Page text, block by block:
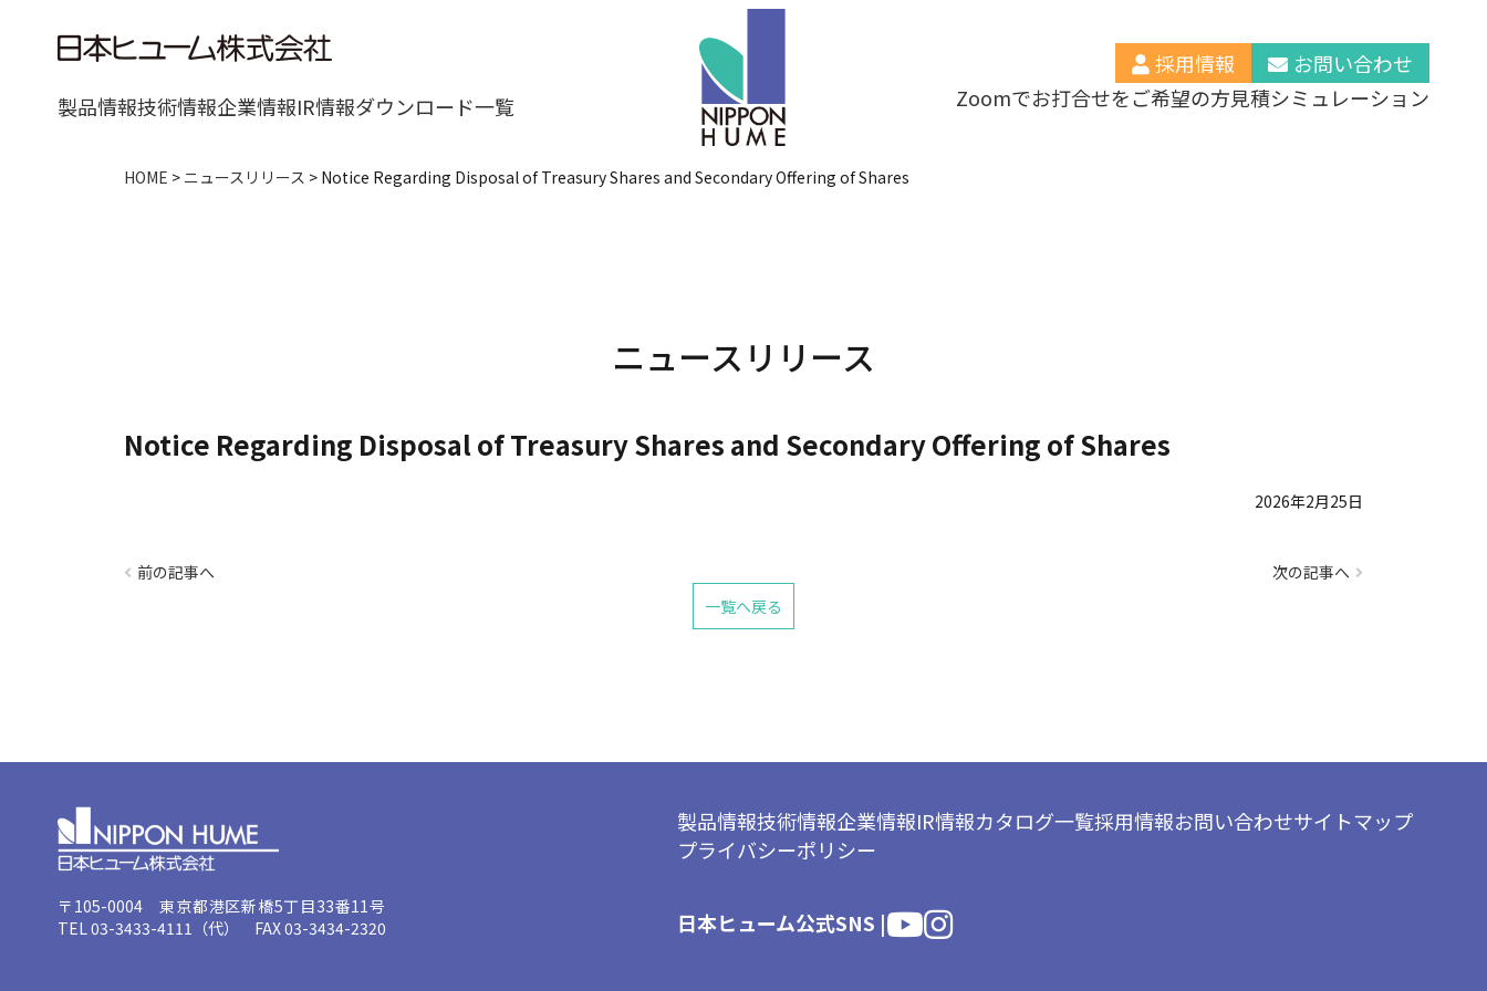
製品情報技術情報企業情報IR情報ダウンロード一覧
採用情報
お問い合わせ
Zoomでお打合せをご希望の方見積シミュレーション
HOME > ニュースリリース > Notice Regarding Disposal of Treasury Shares and Secondary Offering of Shares
ニュースリリース
Notice Regarding Disposal of Treasury Shares and Secondary Offering of Shares
2026年2月25日
前の記事へ
次の記事へ
一覧へ戻る
〒105-0004 東京都港区新橋5丁目33番11号
TEL 03-3433-4111（代） FAX 03-3434-2320
製品情報技術情報企業情報IR情報カタログ一覧採用情報お問い合わせサイトマップ
プライバシーポリシー
日本ヒューム公式SNS |